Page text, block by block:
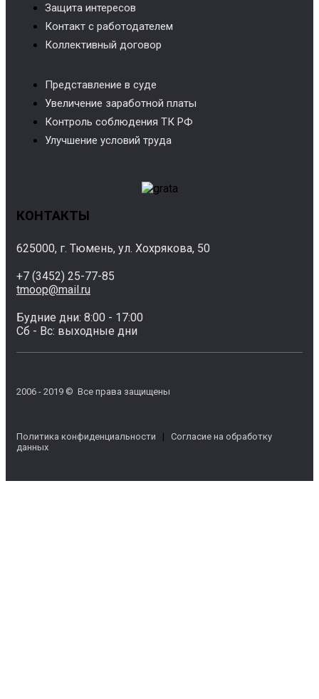
Защита интересов
Контакт с работодателем
Коллективный договор
Представление в суде
Увеличение заработной платы
Контроль соблюдения ТК РФ
Улучшение условий труда
КОНТАКТЫ
625000, г. Тюмень, ул. Хохрякова, 50
+7 (3452) 25-77-85
tmoop@mail.ru
Будние дни: 8:00 - 17:00
Сб - Вс: выходные дни
2006 - 2019 © Все права защищены
Политика конфиденциальности | Согласие на обработку
данных